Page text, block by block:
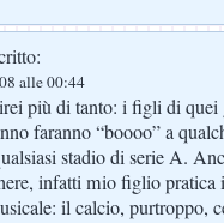
alle 00:44
più di tanto: i figli di quei
faranno “boooo” a
stadio di serie A.
infatti mio figlio pratica
il calcio, purtroppo,